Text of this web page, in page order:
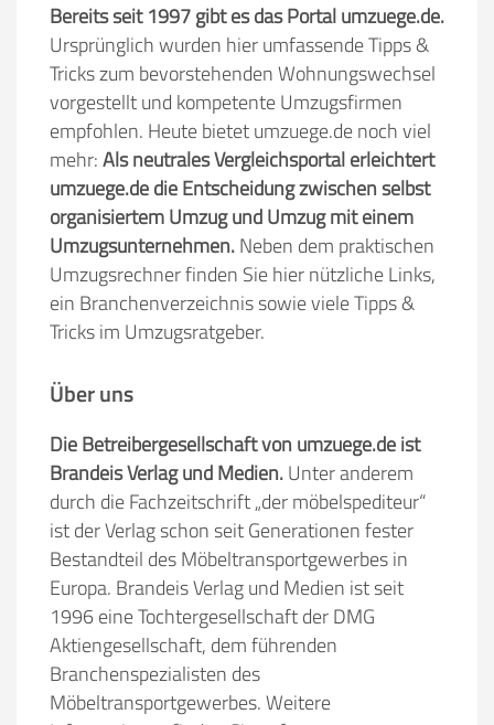
Bereits seit 1997 gibt es das Portal umzuege.de.
Ursprünglich wurden hier umfassende Tipps &
Tricks zum bevorstehenden Wohnungswechsel
vorgestellt und kompetente Umzugsfirmen
empfohlen. Heute bietet umzuege.de noch viel
mehr:Als neutrales Vergleichsportal erleichtert
umzuege.de die Entscheidung zwischen selbst
organisiertem Umzug und Umzug mit einem
Umzugsunternehmen.Neben dem praktischen
Umzugsrechner finden Sie hier nützliche Links,
ein Branchenverzeichnis sowie viele Tipps &
Tricks im Umzugsratgeber.
Über uns
Die Betreibergesellschaft von umzuege.de ist
Brandeis Verlag und Medien.Unter anderem
durch die Fachzeitschrift „der möbelspediteur“
ist der Verlag schon seit Generationen fester
Bestandteil des Möbeltransportgewerbes in
Europa. Brandeis Verlag und Medien ist seit
1996 eine Tochtergesellschaft der DMG
Aktiengesellschaft, dem führenden
Branchenspezialisten des
Möbeltransportgewerbes. Weitere